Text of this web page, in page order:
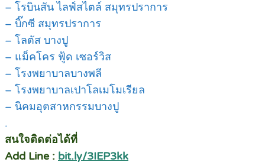
– โรบินสัน ไลฟ์สไตล์ สมุทรปราการ
– บิ๊กซี สมุทรปราการ
– โลตัส บางปู
– แม็คโคร ฟู้ด เซอร์วิส
– โรงพยาบาลบางพลี
– โรงพยาบาลเปาโลเมโมเรียล
– นิคมอุตสาหกรรมบางปู
.
สนใจติดต่อได้ที่
Add Line : bit.ly/3IEP3kk